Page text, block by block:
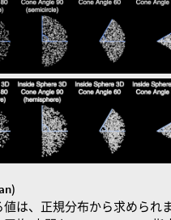
値は、正規分布から求められ